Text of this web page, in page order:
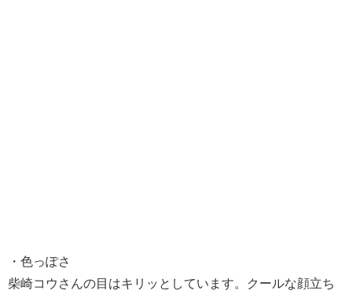
・色っぽさ
柴崎コウさんの目はキリッとしています。クールな顔立ち